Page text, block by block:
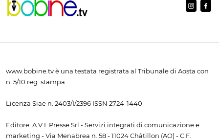
www.bobine.tv è una testata registrata al Tribunale di Aosta con
n. 5/10 reg. stampa
Licenza Siae n. 2403/I/2396 ISSN 2724-1440
Editore: A.V.I. Presse Srl - Servizi integrati di comunicazione e
marketing - Via Menabrea n. 58 - 11024 Châtillon (AO) - C.F.